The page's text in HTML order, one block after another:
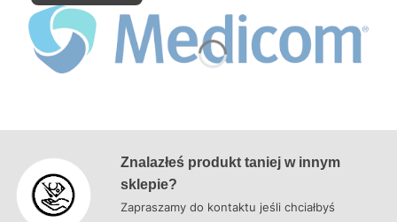
Znalazłeś produkt taniej w innym
sklepie?
Zapraszamy do kontaktu jeśli chciałbyś